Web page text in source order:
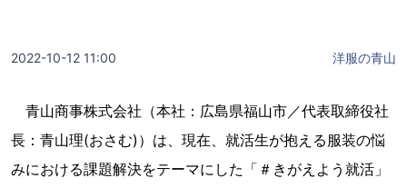
2022-10-12 11:00 洋服の青山
青山商事株式会社（本社：広島県福山市／代表取締役社
長：青山理(おさむ)）は、現在、就活生が抱える服装の悩
みにおける課題解決をテーマにした「＃きがえよう就活」